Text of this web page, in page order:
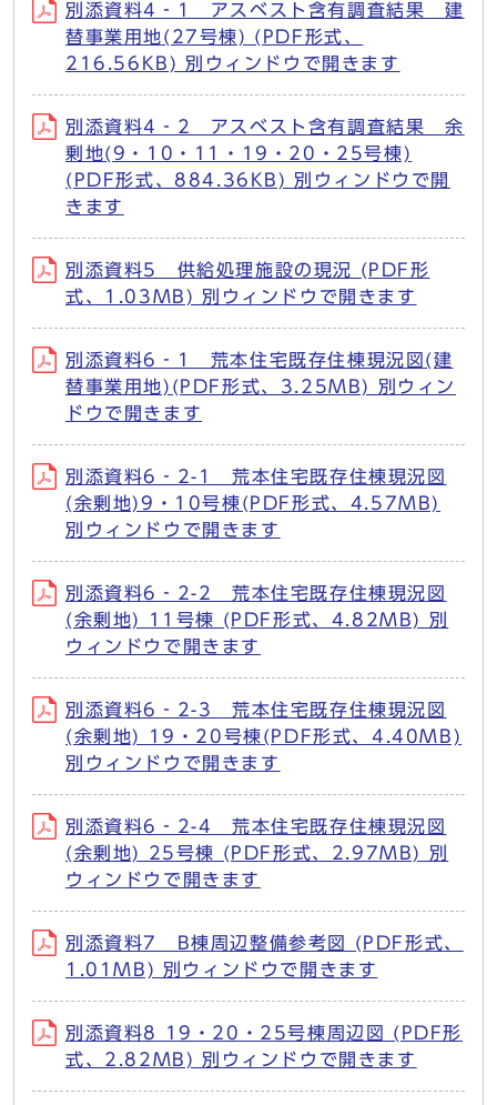
別添資料4‐1 アスベスト含有調査結果 建
替事業用地(27号棟) (PDF形式、
216.56KB) 別ウィンドウで開きます
別添資料4‐2 アスベスト含有調査結果 余
剰地(9・10・11・19・20・25号棟)
(PDF形式、884.36KB) 別ウィンドウで開
きます
別添資料5 供給処理施設の現況 (PDF形
式、1.03MB) 別ウィンドウで開きます
別添資料6‐1 荒本住宅既存住棟現況図(建
替事業用地)(PDF形式、3.25MB) 別ウィン
ドウで開きます
別添資料6‐2-1 荒本住宅既存住棟現況図
(余剰地)9・10号棟(PDF形式、4.57MB)
別ウィンドウで開きます
別添資料6‐2-2 荒本住宅既存住棟現況図
(余剰地) 11号棟 (PDF形式、4.82MB) 別
ウィンドウで開きます
別添資料6‐2-3 荒本住宅既存住棟現況図
(余剰地) 19・20号棟(PDF形式、4.40MB)
別ウィンドウで開きます
別添資料6‐2-4 荒本住宅既存住棟現況図
(余剰地) 25号棟 (PDF形式、2.97MB) 別
ウィンドウで開きます
別添資料7 B棟周辺整備参考図 (PDF形式、
1.01MB) 別ウィンドウで開きます
別添資料8 19・20・25号棟周辺図 (PDF形
式、2.82MB) 別ウィンドウで開きます